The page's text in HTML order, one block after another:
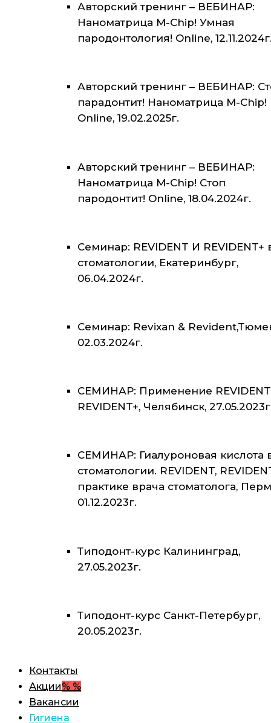
Авторский тренинг – ВЕБИНАР:
Наноматрица M-Chip! Умная
пародонтология! Online,
Авторский тренинг – ВЕБИНАР:
парадонтит! Наноматрица M-Chip!
Online, 19.02.2025г.
Авторский тренинг – ВЕБИНАР:
Наноматрица M-Chip! Стоп
пародонтит! Online, 18.04.2024г.
Семинар: REVIDENT И REVIDENT+
стоматологии, Екатеринбург,
06.04.2024г.
Семинар: Revixan &
02.03.2024г.
СЕМИНАР: Применение
REVIDENT+, Челябинск,
СЕМИНАР: Гиалуроновая кислота
стоматологии. REVIDENT,
практике врача стоматолога,
01.12.2023г.
Типодонт-курс Калининград,
27.05.2023г.
Типодонт-курс Санкт-Петербург,
20.05.2023г.
Контакты
Акции% %
Вакансии
Гигиена